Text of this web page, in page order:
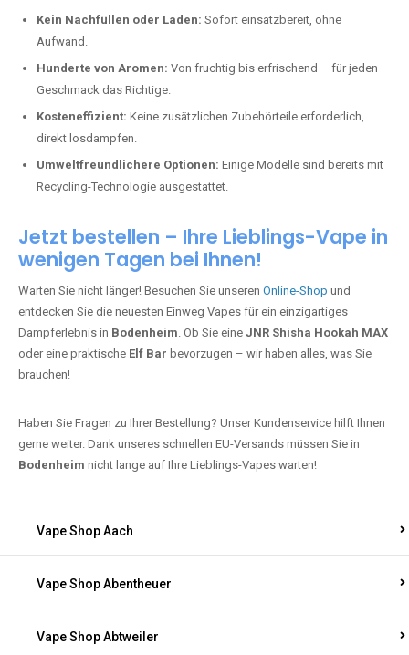
Kein Nachfüllen oder Laden: Sofort einsatzbereit, ohne
Aufwand.
Hunderte von Aromen: Von fruchtig bis erfrischend – für jeden
Geschmack das Richtige.
Kosteneffizient: Keine zusätzlichen Zubehörteile erforderlich,
direkt losdampfen.
Umweltfreundlichere Optionen: Einige Modelle sind bereits mit
Recycling-Technologie ausgestattet.
Jetzt bestellen – Ihre Lieblings-Vape in
wenigen Tagen bei Ihnen!
Warten Sie nicht länger! Besuchen Sie unseren Online-Shop und
entdecken Sie die neuesten Einweg Vapes für ein einzigartiges
Dampferlebnis in Bodenheim. Ob Sie eine JNR Shisha Hookah MAX
oder eine praktische Elf Bar bevorzugen – wir haben alles, was Sie
brauchen!
Haben Sie Fragen zu Ihrer Bestellung? Unser Kundenservice hilft Ihnen
gerne weiter. Dank unseres schnellen EU-Versands müssen Sie in
Bodenheim nicht lange auf Ihre Lieblings-Vapes warten!
Vape Shop Aach
Vape Shop Abentheuer
Vape Shop Abtweiler